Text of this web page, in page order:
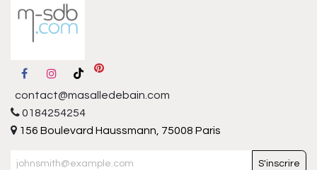
contact@masalledebain.com
0184254254
156 Boulevard Haussmann, 75008 Paris
S'inscrire